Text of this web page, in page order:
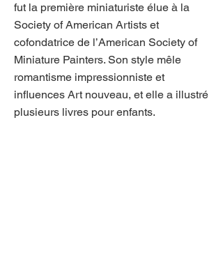
fut la première miniaturiste élue à la
Society of American Artists et
cofondatrice de l’American Society of
Miniature Painters. Son style mêle
romantisme impressionniste et
influences Art nouveau, et elle a illustré
plusieurs livres pour enfants.